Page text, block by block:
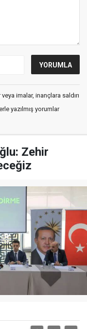
imalar, inançlara saldırı
yazılmış yorumlar
Zehir